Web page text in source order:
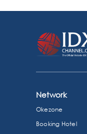
Network
Okezone
Booking Hotel